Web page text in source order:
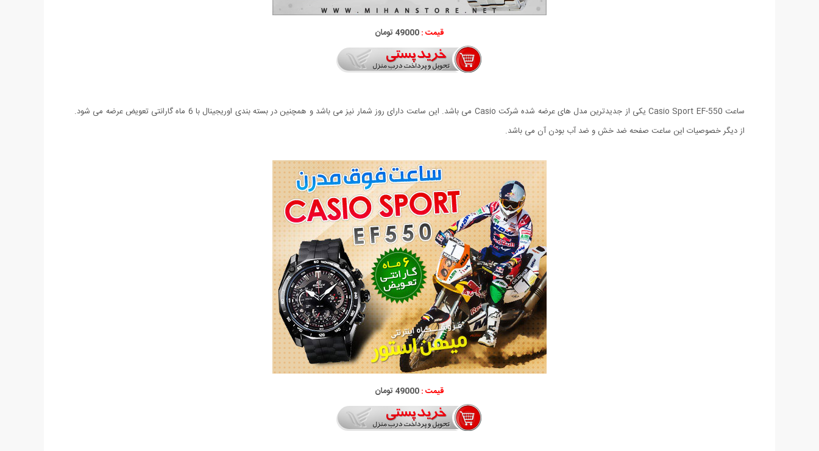
قیمت :49000 تومان
ساعت Casio Sport EF-550 یکی از جدیدترین مدل های عرضه شده شرکت Casio می باشد. این ساعت دارای روز شمار نیز می باشد و همچنین در بسته بندی اوریجینال با 6 ماه گارانتی تعویض عرضه می شود.
از دیگر خصوصیات این ساعت صفحه ضد خش و ضد آب بودن آن می باشد.
قیمت :49000 تومان